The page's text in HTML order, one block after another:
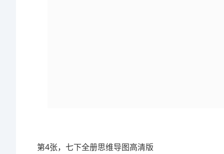
第4张，七下全册思维导图高清版